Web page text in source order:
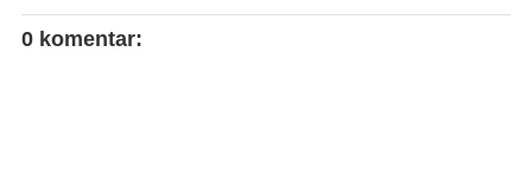
0 komentar: